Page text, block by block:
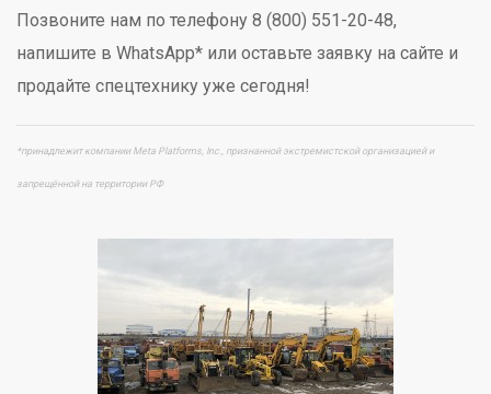
Позвоните нам по телефону 8 (800) 551-20-48,
напишите в WhatsApp* или оставьте заявку на сайте и
продайте спецтехнику уже сегодня!
*принадлежит компании Meta Platforms, Inc., признанной экстремистской организацией и
запрещённой на территории РФ